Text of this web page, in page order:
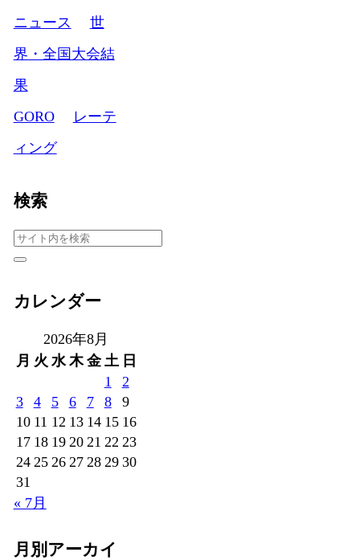
ニュース
世
界・全国大会結
果
GORO
レーテ
ィング
検索
カレンダー
2026年8月
月 火 水 木 金 土 日
1
2
3
4 5 6 7 8
9
10 11 12 13 14 15 16
17 18 19 20 21 22 23
24 25 26 27 28 29 30
31
« 7月
月別アーカイ